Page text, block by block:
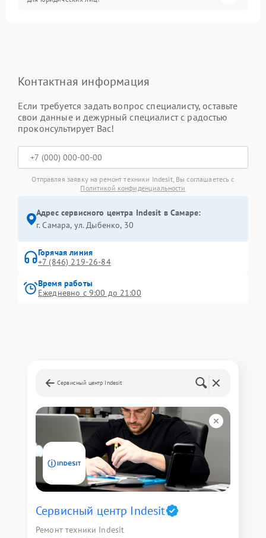
Контактная информация
Если требуется задать вопрос специалисту, оставьте
свои данные и дежурный специалист с радостью
проконсультирует Вас!
Отправляя заявку на ремонт техники Indesit, Вы соглашаетесь с
Политикой конфиденциальности
Адрес сервисного центра Indesit в Самаре:
г. Самара, ул. Дыбенко, 30
Горячая линия
+7 (846) 219-26-84
Время работы
Ежедневно с 9:00 до 21:00
Сервисный центр Indesit
Сервисный центр Indesit
Ремонт техники Indesit